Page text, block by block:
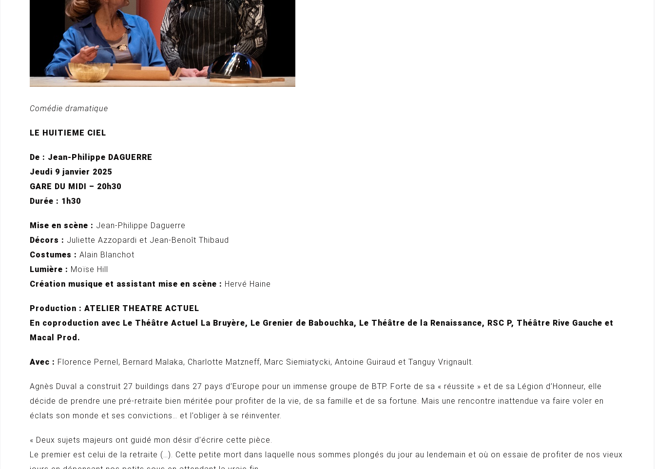
Comédie dramatique
LE HUITIEME CIEL
De : Jean-Philippe DAGUERRE
Jeudi 9 janvier 2025
GARE DU MIDI – 20h30
Durée : 1h30
Mise en scène : Jean-Philippe Daguerre
Décors : Juliette Azzopardi et Jean-Benoît Thibaud
Costumes : Alain Blanchot
Lumière : Moïse Hill
Création musique et assistant mise en scène : Hervé Haine
Production : ATELIER THEATRE ACTUEL
En coproduction avec Le Théâtre Actuel La Bruyère, Le Grenier de Babouchka, Le Théâtre de la Renaissance, RSC P, Théâtre Rive Gauche et
Macal Prod.
Avec : Florence Pernel, Bernard Malaka, Charlotte Matzneff, Marc Siemiatycki, Antoine Guiraud et Tanguy Vrignault.
Agnès Duval a construit 27 buildings dans 27 pays d’Europe pour un immense groupe de BTP. Forte de sa « réussite » et de sa Légion d’Honneur, elle
décide de prendre une pré-retraite bien méritée pour profiter de la vie, de sa famille et de sa fortune. Mais une rencontre inattendue va faire voler en
éclats son monde et ses convictions… et l’obliger à se réinventer.
« Deux sujets majeurs ont guidé mon désir d’écrire cette pièce.
Le premier est celui de la retraite (…). Cette petite mort dans laquelle nous sommes plongés du jour au lendemain et où on essaie de profiter de nos vieux